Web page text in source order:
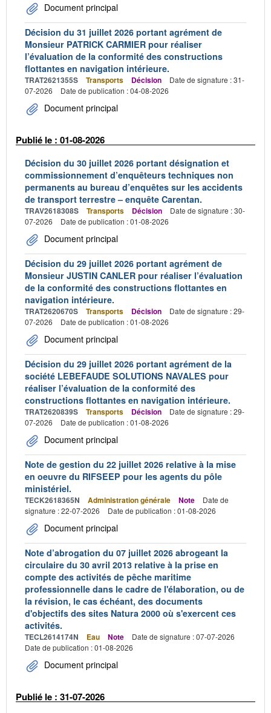
Document principal
Décision du 31 juillet 2026 portant agrément de
Monsieur PATRICK CARMIER pour réaliser
l’évaluation de la conformité des constructions
flottantes en navigation intérieure.
TRAT2621355S Transports Décision
Date de signature : 31-
07-2026
Date de publication : 04-08-2026
Document principal
Publié le : 01-08-2026
Décision du 30 juillet 2026 portant désignation et
commissionnement d’enquêteurs techniques non
permanents au bureau d’enquêtes sur les accidents
de transport terrestre – enquête Carentan.
TRAV2618308S Transports Décision
Date de signature : 30-
07-2026
Date de publication : 01-08-2026
Document principal
Décision du 29 juillet 2026 portant agrément de
Monsieur JUSTIN CANLER pour réaliser l’évaluation
de la conformité des constructions flottantes en
navigation intérieure.
TRAT2620670S Transports Décision
Date de signature : 29-
07-2026
Date de publication : 01-08-2026
Document principal
Décision du 29 juillet 2026 portant agrément de la
société LEBEFAUDE SOLUTIONS NAVALES pour
réaliser l’évaluation de la conformité des
constructions flottantes en navigation intérieure.
TRAT2620839S Transports Décision
Date de signature : 29-
07-2026
Date de publication : 01-08-2026
Document principal
Note de gestion du 22 juillet 2026 relative à la mise
en oeuvre du RIFSEEP pour les agents du pôle
ministériel.
TECK2618365N Administration générale Note
Date de
signature : 22-07-2026
Date de publication : 01-08-2026
Document principal
Note d’abrogation du 07 juillet 2026 abrogeant la
circulaire du 30 avril 2013 relative à la prise en
compte des activités de pêche maritime
professionnelle dans le cadre de l'élaboration, ou de
la révision, le cas échéant, des documents
d'objectifs des sites Natura 2000 où s'exercent ces
activités.
TECL2614174N Eau Note
Date de signature : 07-07-2026
Date de publication : 01-08-2026
Document principal
Publié le : 31-07-2026